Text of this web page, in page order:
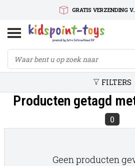
GRATIS VERZENDING
SNELLE
SERVICE OP
FILTERS
Producten getagd
0
Geen producten